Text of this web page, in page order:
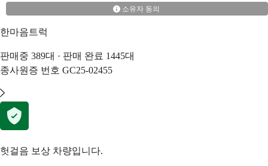
소유자 동의
한마음트럭
판매중 389대 · 판매 완료 1445대
종사원증 번호 GC25-02455
헛걸음 보상 차량입니다.